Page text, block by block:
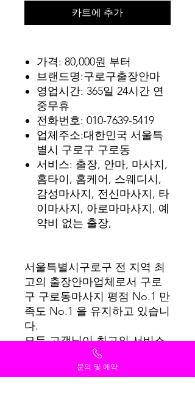
카트에 추가
가격: 80,000원 부터
브랜드명:구로구출장안마
영업시간: 365일 24시간 연
중무휴
전화번호: 010-7639-5419
업체주소:대한민국 서울특
별시 구로구 구로동
서비스: 출장, 안마, 마사지,
홈타이, 홈케어, 스웨디시,
감성마사지, 전신마사지, 타
이마사지, 아로마마사지, 예
약비 없는 출장,
서울특별시구로구 전 지역 최
고의 출장안마업체로서 구로
구 구로동마사지 평점 No.1 만
족도 No.1 을 유지하고 있습니
다.
모든 고객님이 최고의 서비스
를 받을 수 있도록 항상 최선
을 다하겠습니다.
문의 및 예약